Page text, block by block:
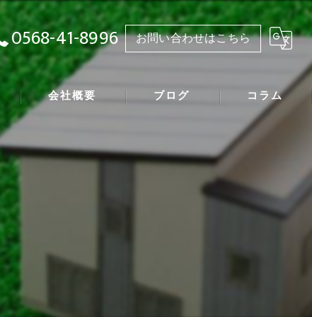
0568-41-8996 お問い合わせはこちら
会社概要
漫画特集
ブログ コラム